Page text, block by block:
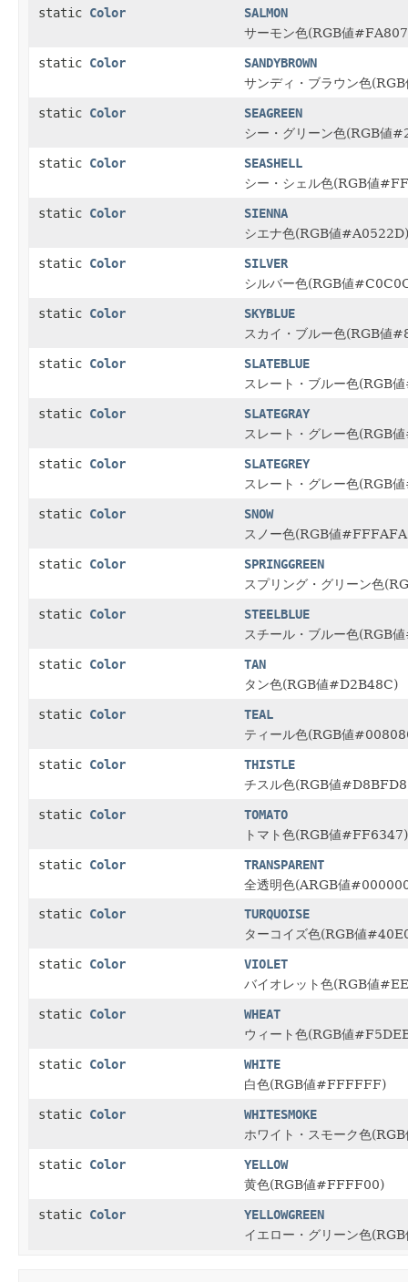
static Color SALMON
サーモン色(RGB値
static Color SANDYBROWN
サンディ・ブラウン色
static Color SEAGREEN
シー・グリーン色(RGB値
static Color SEASHELL
シー・シェル色(RGB値
static Color SIENNA
シエナ色(RGB値#A0522D)
static Color SILVER
シルバー色(RGB値
static Color SKYBLUE
スカイ・ブルー色(RGB値
static Color SLATEBLUE
スレート・ブルー色(RGB
static Color SLATEGRAY
スレート・グレー色(RGB
static Color SLATEGREY
スレート・グレー色(RGB
static Color SNOW
スノー色(RGB値
static Color SPRINGGREEN
スプリング・グリーン色
static Color STEELBLUE
スチール・ブルー色(RGB
static Color TAN
タン色(RGB値#D2B48C)
static Color TEAL
ティール色(RGB値
static Color THISTLE
チスル色(RGB値
static Color TOMATO
トマト色(RGB値#FF6347)
static Color TRANSPARENT
全透明色(ARGB値
static Color TURQUOISE
ターコイズ色(RGB値
static Color VIOLET
バイオレット色(RGB値
static Color WHEAT
ウィート色(RGB値
static Color WHITE
白色(RGB値#FFFFFF)
static Color WHITESMOKE
ホワイト・スモーク色
static Color YELLOW
黄色(RGB値#FFFF00)
static Color YELLOWGREEN
イエロー・グリーン色